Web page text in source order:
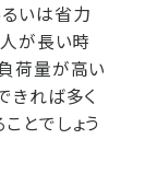
いは省力
人が長い時
荷量が高い
きれば多く
とでしょう